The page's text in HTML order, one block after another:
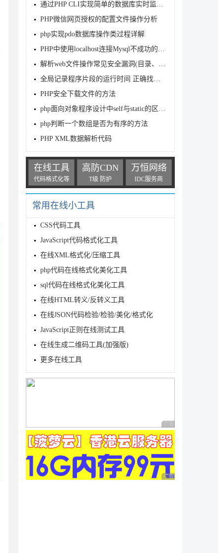
通过PHP CLI实现简单的数据库实时监控调度
PHP微信网页授权的配置文件操作分析
php实现pdo数据库操作类过程详解
PHP中使用localhost连接Mysql不成功的解决方法
解析web文件操作常见安全漏洞(目录、文件名检测漏洞)
全局记录程序片段的运行时间 正确找到程序逻辑耗时多的断点
PHP安全下载文件的方法
php面向对象程序设计中self与static的区别分析
php判断一个数组是否为有序的方法
PHP XML数据解析代码
在线工具
代码格式化等
高防CDN
T级 防护
万恒网络
IDC服务商
常用在线小工具
CSS代码工具
JavaScript代码格式化工具
在线XML格式化/压缩工具
php代码在线格式化美化工具
sql代码在线格式化美化工具
在线HTML转义/反转义工具
在线JSON代码检验/检验/美化/格式化
JavaScript正则在线测试工具
在线生成二维码工具(加强版)
更多在线工具
广告 商业广告，理性
广告 商业广告，理性